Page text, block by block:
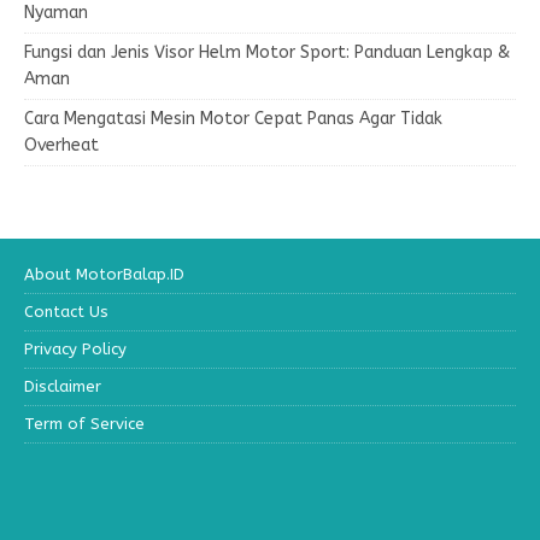
Nyaman
Fungsi dan Jenis Visor Helm Motor Sport: Panduan Lengkap &
Aman
Cara Mengatasi Mesin Motor Cepat Panas Agar Tidak
Overheat
About MotorBalap.ID
Contact Us
Privacy Policy
Disclaimer
Term of Service